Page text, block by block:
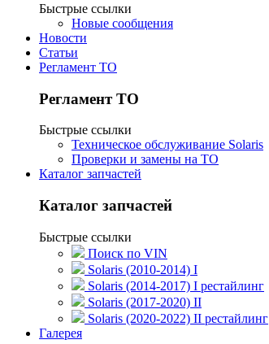
Быстрые ссылки
Новые сообщения
Новости
Статьи
Регламент ТО
Регламент ТО
Быстрые ссылки
Техническое обслуживание Solaris
Проверки и замены на ТО
Каталог запчастей
Каталог запчастей
Быстрые ссылки
Поиск по VIN
Solaris (2010-2014) I
Solaris (2014-2017) I рестайлинг
Solaris (2017-2020) II
Solaris (2020-2022) II рестайлинг
Галерея